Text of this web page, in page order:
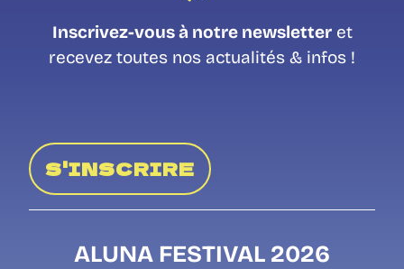
Inscrivez-vous à notre newsletteret
recevez toutes nos actualités & infos !
S'INSCRIRE
ALUNA FESTIVAL 2026